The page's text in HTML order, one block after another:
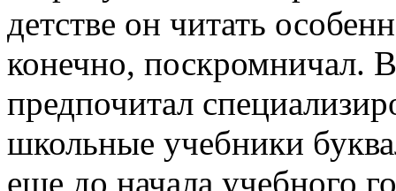
детстве он читать
конечно, поскромничал.
предпочитал
школьные учебники
еще до начала учебного